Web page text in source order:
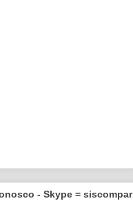
- Skype = siscompar